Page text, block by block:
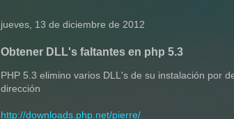
jueves, 13 de diciembre de 2012
Obtener DLL's faltantes en php 5.3
PHP 5.3 elimino varios DLL's de su instalación por
dirección
http://downloads.php.net/pierre/